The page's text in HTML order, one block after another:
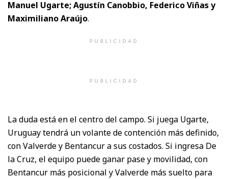
Manuel Ugarte; Agustín Canobbio, Federico Viñas y
Maximiliano Araújo.
PUBLICIDAD
PUBLICIDAD
La duda está en el centro del campo. Si juega Ugarte,
Uruguay tendrá un volante de contención más definido,
con Valverde y Bentancur a sus costados. Si ingresa De
la Cruz, el equipo puede ganar pase y movilidad, con
Bentancur más posicional y Valverde más suelto para